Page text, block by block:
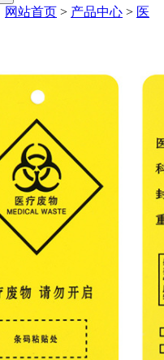
网站首页 > 产品中心 > 医